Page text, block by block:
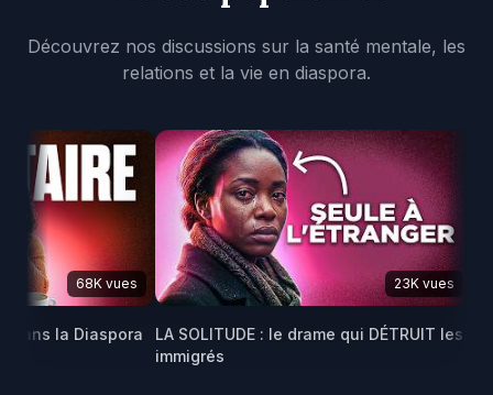
Découvrez nos discussions sur la santé mentale, les
relations et la vie en diaspora.
68K vues
la Diaspora
23K vues
LA SOLITUDE : le drame qui DÉTRUIT les
immigrés